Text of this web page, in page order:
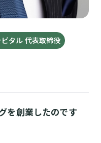
タル 代表取締役
を創業したのです